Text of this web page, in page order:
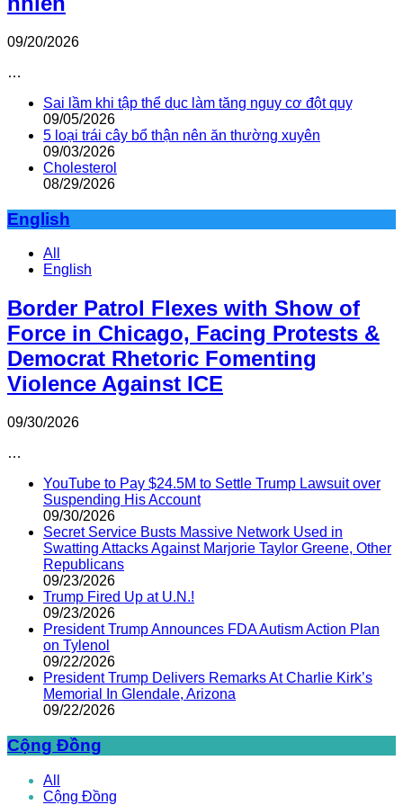
09/20/2026
…
Sai lầm khi tập thể dục làm tăng nguy cơ đột quỵ
09/05/2026
5 loại trái cây bổ thận nên ăn thường xuyên
09/03/2026
Cholesterol
08/29/2026
English
All
English
Border Patrol Flexes with Show of
Force in Chicago, Facing Protests &
Democrat Rhetoric Fomenting
Violence Against ICE
09/30/2026
…
YouTube to Pay $24.5M to Settle Trump Lawsuit over
Suspending His Account
09/30/2026
Secret Service Busts Massive Network Used in
Swatting Attacks Against Marjorie Taylor Greene, Other
Republicans
09/23/2026
Trump Fired Up at U.N.!
09/23/2026
President Trump Announces FDA Autism Action Plan
on Tylenol
09/22/2026
President Trump Delivers Remarks At Charlie Kirk’s
Memorial In Glendale, Arizona
09/22/2026
Cộng Đồng
All
Cộng Đồng